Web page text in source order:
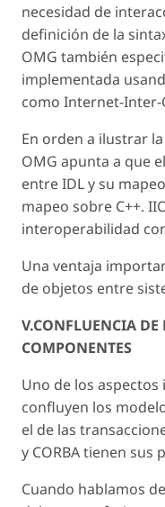
necesidad de
definición de la
OMG también
implementada
como Internet-Inter-
En orden a ilustrar
OMG apunta a que
entre IDL y su
mapeo sobre C++.
interoperabilidad
Una ventaja
de objetos entre
V.CONFLUENCIA DE
COMPONENTES
Uno de los
confluyen los
el de las
y CORBA tienen sus
Cuando hablamos